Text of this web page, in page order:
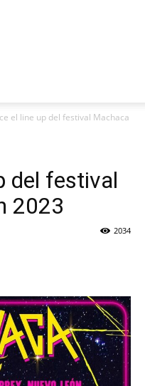
el line up del festival Machaca
del festival
2023
2034